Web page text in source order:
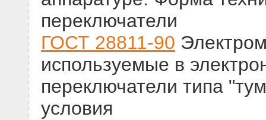
переключатели
ГОСТ 28811-90
используемые в
переключатели типа
условия